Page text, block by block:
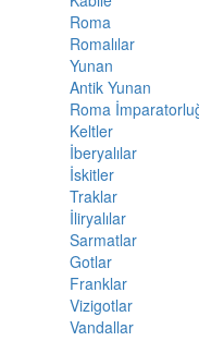
Roma
Romalılar
Yunan
Antik Yunan
Roma
Keltler
İberyalılar
İskitler
Traklar
İliryalılar
Sarmatlar
Gotlar
Franklar
Vizigotlar
Vandallar